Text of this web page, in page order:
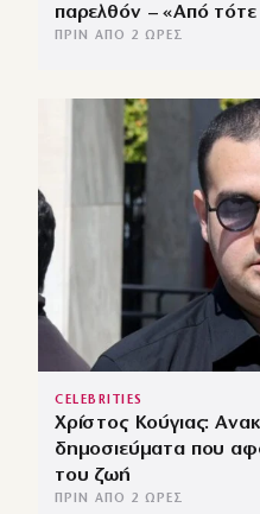
παρελθόν – «Από
ΠΡΙΝ ΑΠΌ 2 ΏΡΕΣ
CELEBRITIES
Χρίστος Κούγιας:
δημοσιεύματα που
του ζωή
ΠΡΙΝ ΑΠΌ 2 ΏΡΕΣ